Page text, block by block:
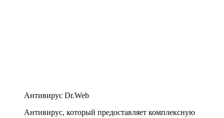
Антивирус Dr.Web
Антивирус, который предоставляет комплексную